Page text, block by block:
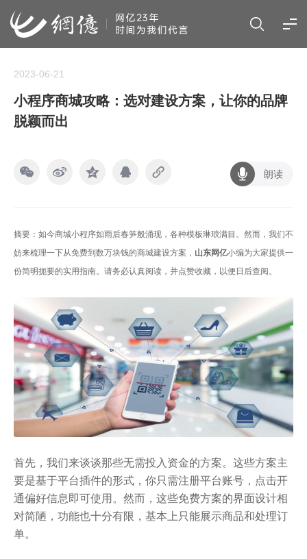
2023-06-21
小程序商城攻略：选对建设方案，让你的品牌
脱颖而出
朗读
摘要：如今商城小程序如雨后春笋般涌现，各种模板琳琅满目。然而，我们不
妨来梳理一下从免费到数万块钱的商城建设方案， 山东网亿小编为大家提供一
份简明扼要的实用指南。请务必认真阅读，并点赞收藏，以便日后查阅。
首先，我们来谈谈那些无需投入资金的方案。这些方案主
要是基于平台插件的形式，你只需注册平台账号，点击开
通偏好信息即可使用。然而，这些免费方案的界面设计相
对简陋，功能也十分有限，基本上只能展示商品和处理订
单。